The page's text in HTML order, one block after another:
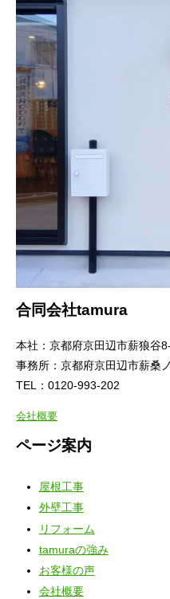
合同会社tamura
本社：京都府京田辺市薪狼谷
事務所：京都府京田辺市薪桑
TEL：0120-993-202
会社概要
ページ案内
屋根工事
外壁工事
リフォーム
tamuraの強み
お客様の声
会社概要